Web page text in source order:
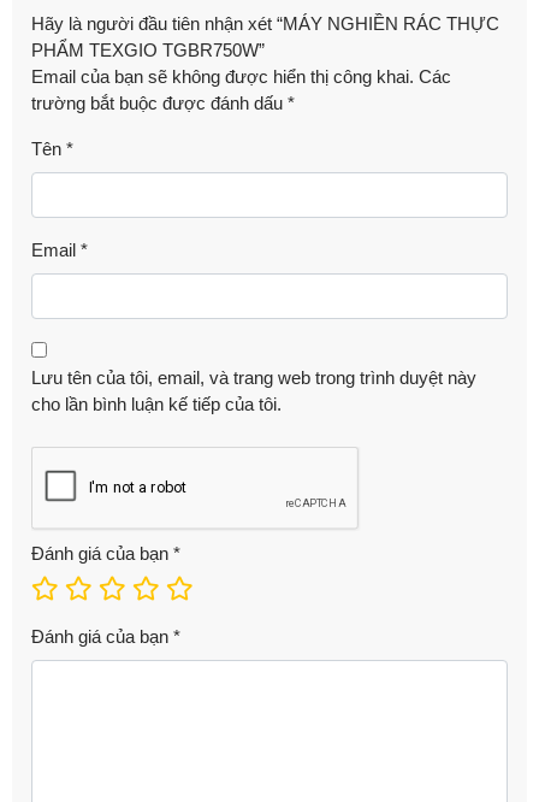
Hãy là người đầu tiên nhận xét “MÁY NGHIỀN RÁC THỰC
PHẨM TEXGIO TGBR750W”
Email của bạn sẽ không được hiển thị công khai. Các
trường bắt buộc được đánh dấu *
Tên *
Email *
Lưu tên của tôi, email, và trang web trong trình duyệt này
cho lần bình luận kế tiếp của tôi.
Đánh giá của bạn *
Đánh giá của bạn *